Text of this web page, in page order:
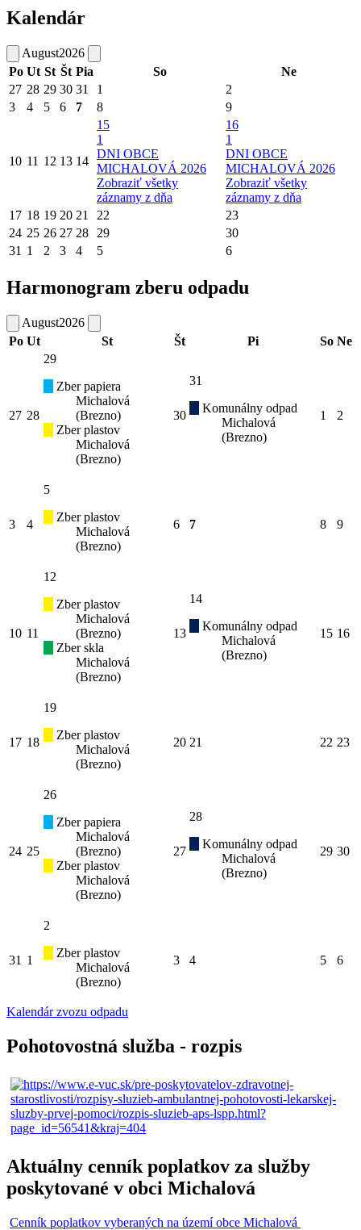
Kalendár
August2026
Po Ut St Št Pia So
Ne
27 28 29 30 31 1
2
3
4 5 6 7 8 9
10 11 12 13 14
15
1
DNI OBCE
MICHALOVÁ 2026
Zobraziť všetky
záznamy z dňa
16
1
DNI OBCE
MICHALOVÁ 2026
Zobraziť všetky
záznamy z dňa
17 18 19 20 21 22
23
24 25 26 27 28 29
30
31 1 2 3 4 5 6
Harmonogram zberu odpadu
August2026
Po Ut St Št Pi So Ne
27 28
29
Zber papiera
Michalová
(Brezno)
Zber plastov
Michalová
(Brezno)
30
31
Komunálny odpad
Michalová
(Brezno)
1 2
3 4
5
Zber plastov
Michalová
(Brezno)
6 7 8 9
10 11
12
Zber plastov
Michalová
(Brezno)
Zber skla
Michalová
(Brezno)
13
14
Komunálny odpad
Michalová
(Brezno)
15 16
17 18
19
Zber plastov
Michalová
(Brezno)
20 21 22 23
24 25
26
Zber papiera
Michalová
(Brezno)
Zber plastov
Michalová
(Brezno)
27
28
Komunálny odpad
Michalová
(Brezno)
29 30
31 1
2
Zber plastov
Michalová
(Brezno)
3 4 5 6
Kalendár zvozu odpadu
Pohotovostná služba - rozpis
Aktuálny cenník poplatkov za služby
poskytované v obci Michalová
Cenník poplatkov vyberaných na území obce Michalová